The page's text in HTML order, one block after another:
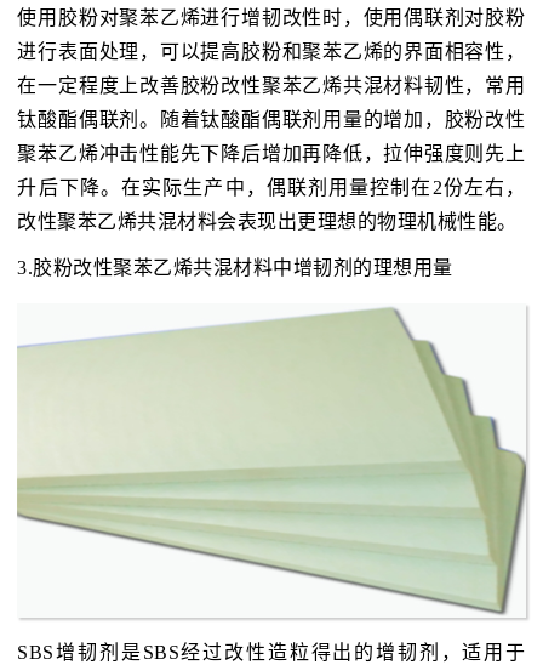
使用胶粉对聚苯乙烯进行增韧改性时，使用偶联剂对胶粉
进行表面处理，可以提高胶粉和聚苯乙烯的界面相容性，
在一定程度上改善胶粉改性聚苯乙烯共混材料韧性，常用
钛酸酯偶联剂。随着钛酸酯偶联剂用量的增加，胶粉改性
聚苯乙烯冲击性能先下降后增加再降低，拉伸强度则先上
升后下降。在实际生产中，偶联剂用量控制在2份左右，
改性聚苯乙烯共混材料会表现出更理想的物理机械性能。
3.胶粉改性聚苯乙烯共混材料中增韧剂的理想用量
SBS增韧剂是SBS经过改性造粒得出的增韧剂，适用于